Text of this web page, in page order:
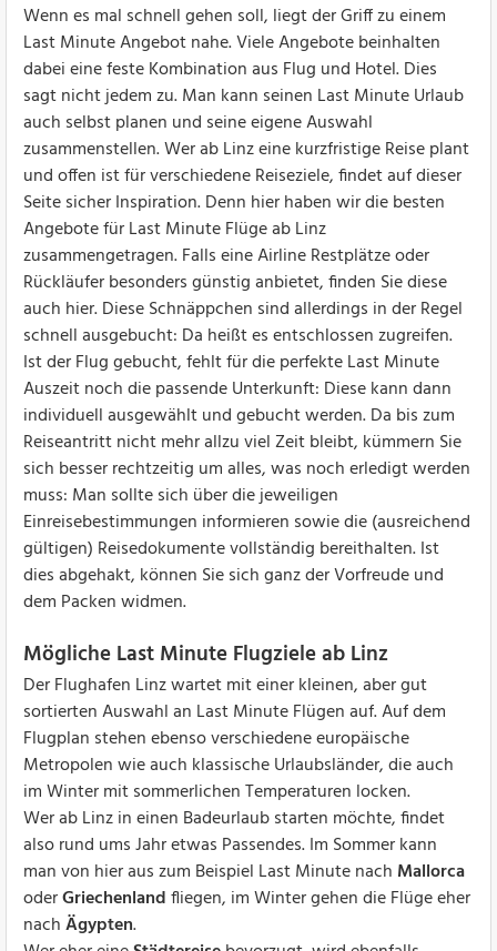
Wenn es mal schnell gehen soll, liegt der Griff zu einem
Last Minute Angebot nahe. Viele Angebote beinhalten
dabei eine feste Kombination aus Flug und Hotel. Dies
sagt nicht jedem zu. Man kann seinen Last Minute Urlaub
auch selbst planen und seine eigene Auswahl
zusammenstellen. Wer ab Linz eine kurzfristige Reise plant
und offen ist für verschiedene Reiseziele, findet auf dieser
Seite sicher Inspiration. Denn hier haben wir die besten
Angebote für Last Minute Flüge ab Linz
zusammengetragen. Falls eine Airline Restplätze oder
Rückläufer besonders günstig anbietet, finden Sie diese
auch hier. Diese Schnäppchen sind allerdings in der Regel
schnell ausgebucht: Da heißt es entschlossen zugreifen.
Ist der Flug gebucht, fehlt für die perfekte Last Minute
Auszeit noch die passende Unterkunft: Diese kann dann
individuell ausgewählt und gebucht werden. Da bis zum
Reiseantritt nicht mehr allzu viel Zeit bleibt, kümmern Sie
sich besser rechtzeitig um alles, was noch erledigt werden
muss: Man sollte sich über die jeweiligen
Einreisebestimmungen informieren sowie die (ausreichend
gültigen) Reisedokumente vollständig bereithalten. Ist
dies abgehakt, können Sie sich ganz der Vorfreude und
dem Packen widmen.
Mögliche Last Minute Flugziele ab Linz
Der Flughafen Linz wartet mit einer kleinen, aber gut
sortierten Auswahl an Last Minute Flügen auf. Auf dem
Flugplan stehen ebenso verschiedene europäische
Metropolen wie auch klassische Urlaubsländer, die auch
im Winter mit sommerlichen Temperaturen locken.
Wer ab Linz in einen Badeurlaub starten möchte, findet
also rund ums Jahr etwas Passendes. Im Sommer kann
man von hier aus zum Beispiel Last Minute nach Mallorca
oderGriechenlandfliegen, im Winter gehen die Flüge eher
nachÄgypten.